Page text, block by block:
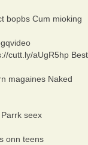
bopbs Cum mioking
cutt.ly/aUgR5hp Best
magaines Naked
seex
onn teens